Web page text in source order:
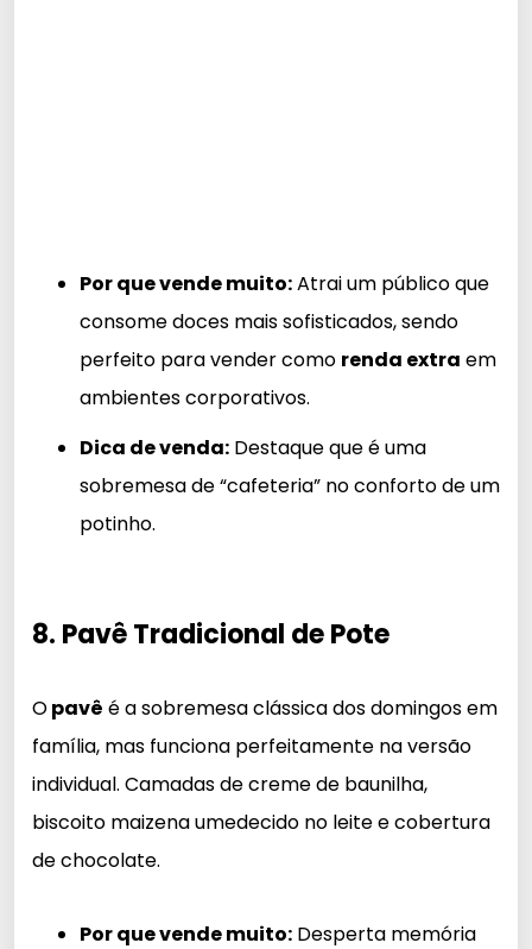
Por que vende muito:Atrai um público que
consome doces mais sofisticados, sendo
perfeito para vender como renda extra em
ambientes corporativos.
Dica de venda: Destaque que é uma
sobremesa de “cafeteria” no conforto de um
potinho.
8. Pavê Tradicional de Pote
Opavê é a sobremesa clássica dos domingos em
família, mas funciona perfeitamente na versão
individual. Camadas de creme de baunilha,
biscoito maizena umedecido no leite e cobertura
de chocolate.
Por que vende muito: Desperta memória